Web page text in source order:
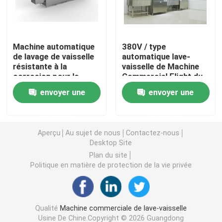
Lave-vaisselle automatique Machine
Lave-vaisselle commercial de convoyeur
Type lave-vaisselle de vol
Lave-vaisselle commercial d'Undercounter
Lave-vaisselle commercial de cuisine
Lave-vaisselle Parts de cuisine
Machine automatique
de lavage de vaisselle
résistante à la
corrosion pour la
restauration
envoyer une
380V / type
automatique lave-
vaisselle de Machine
Commercial Flight du
lave-vaisselle 3P
envoyer une
Aperçu Au sujet de nous
Contactez-nous
Desktop Site
Plan du site
Politique en matière de protection de la vie privée
Qualité Machine commerciale de lave-vaisselle
Usine De Chine.Copyright © 2026 Guangdong